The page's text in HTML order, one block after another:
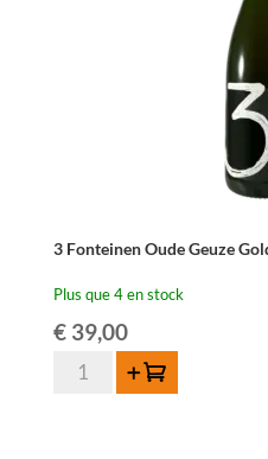
3 Fonteinen Oude Geuze
Plus que 4 en stock
€39,00
quantité
Ajouter au panier